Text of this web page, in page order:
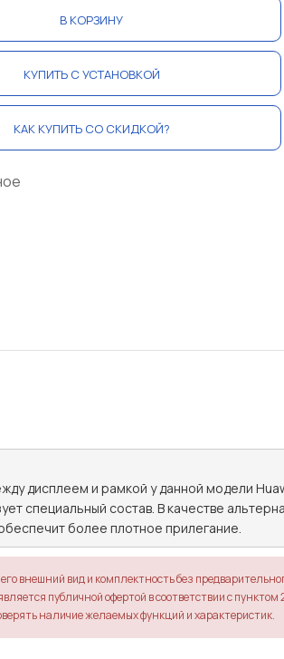
В КОРЗИНУ
КУПИТЬ С УСТАНОВКОЙ
КАК КУПИТЬ СО СКИДКОЙ?
дисплеем и рамкой у данной модели
специальный состав. В качестве
более плотное прилегание.
внешний вид и комплектность без
публичной офертой в соответствии с пунктом
наличие желаемых функций и характеристик.